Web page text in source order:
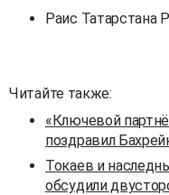
Раис Татарстана
Читайте также:
«Ключевой
поздравил
Токаев и
обсудили